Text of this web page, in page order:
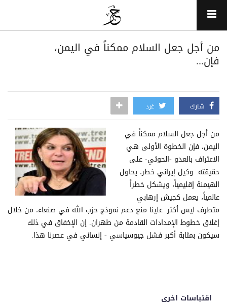
من أجل جعل السلام ممكناً في اليمن،
فإن...
شارك غرد
من أجل جعل السلام ممكناً في
اليمن، فإن الخطوة الأولى هي
الاعتراف بالعدو -الحوثي- على
حقيقته: وكيل إيراني خطر، يحاول
الهيمنة إقليمياً، ويشكل خطراً
عالمياً، يعمل كجيش إرهابي
متطرف ليس أكثر. علينا منع دعم نموذج حزب الله في صنعاء، من خلال
إغلاق خطوط الإمدادات القادمة من طهران. إن الإخفاق في ذلك
سيكون بمثابة أكبر فشل جيوسياسي - إنساني في عصرنا هذا.
اقتباسات اخرى